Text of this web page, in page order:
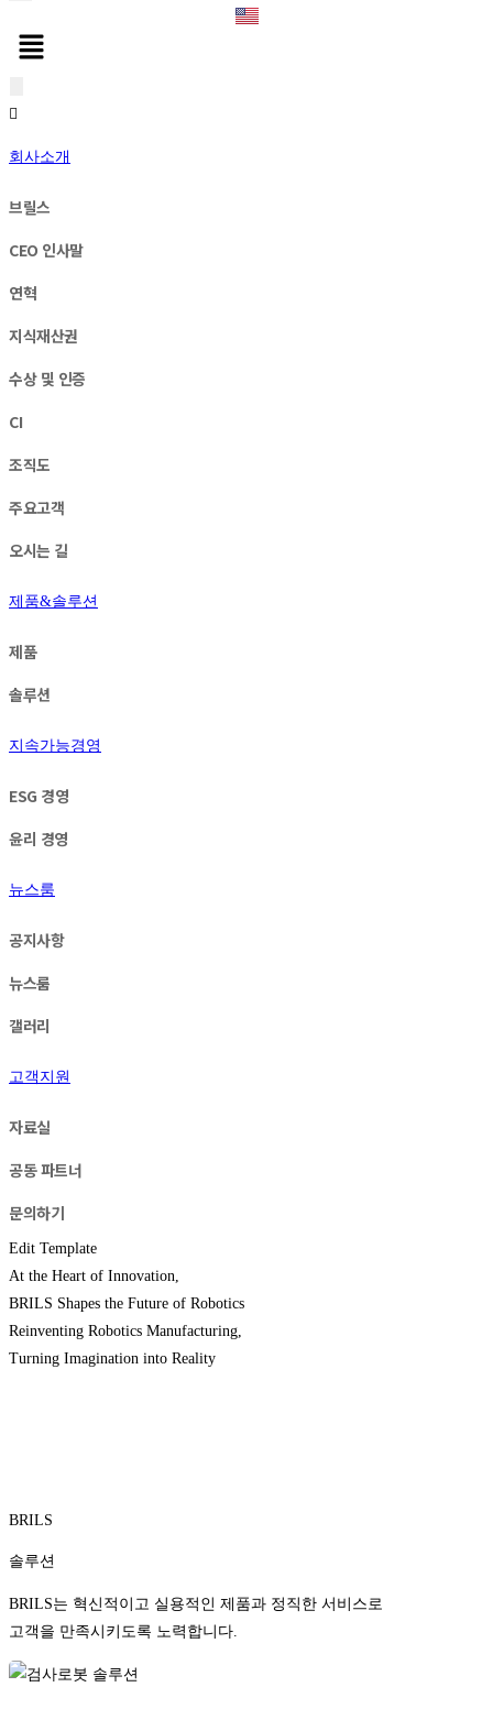
회사소개
브릴스
CEO 인사말
연혁
지식재산권
수상 및 인증
CI
조직도
주요고객
오시는 길
제품&솔루션
제품
솔루션
지속가능경영
ESG 경영
윤리 경영
뉴스룸
공지사항
뉴스룸
갤러리
고객지원
자료실
공동 파트너
문의하기
Edit Template
At the Heart of Innovation,
BRILS Shapes the Future of Robotics
Reinventing Robotics Manufacturing,
Turning Imagination into Reality
BRILS
솔루션
BRILS는 혁신적이고 실용적인 제품과 정직한 서비스로
고객을 만족시키도록 노력합니다.